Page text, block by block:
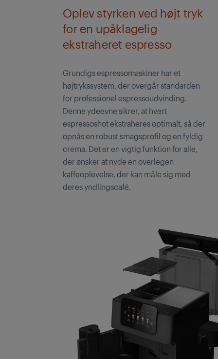
Oplev styrken ved højt tryk
for en upåklagelig
ekstraheret espresso
Grundigs espressomaskiner har et
højtrykssystem, der overgår standarden
for professionel espressoudvinding.
Denne ydeevne sikrer, at hvert
espressoshot ekstraheres optimalt, så der
opnås en robust smagsprofil og en fyldig
crema. Det er en vigtig funktion for alle,
der ønsker at nyde en overlegen
kaffeoplevelse, der kan måle sig med
deres yndlingscafé.